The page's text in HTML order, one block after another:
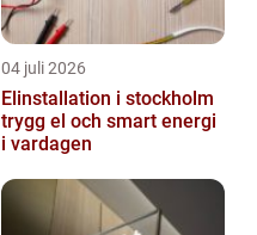
04 juli 2026
Elinstallation i stockholm
trygg el och smart energi
i vardagen